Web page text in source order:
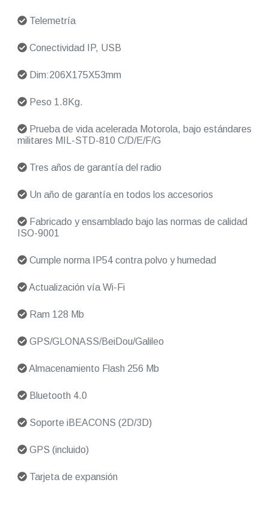
Telemetría
Conectividad IP, USB
Dim:206X175X53mm
Peso 1.8Kg.
Prueba de vida acelerada Motorola, bajo estándares
militares MIL-STD-810 C/D/E/F/G
Tres años de garantía del radio
Un año de garantía en todos los accesorios
Fabricado y ensamblado bajo las normas de calidad
ISO-9001
Cumple norma IP54 contra polvo y humedad
Actualización vía Wi-Fi
Ram 128 Mb
GPS/GLONASS/BeiDou/Galileo
Almacenamiento Flash 256 Mb
Bluetooth 4.0
Soporte iBEACONS (2D/3D)
GPS (incluido)
Tarjeta de expansión